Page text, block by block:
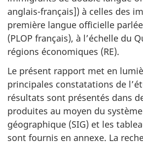
anglais-français]) à celles des
première langue officielle
(PLOP français), à l’échelle du
régions économiques (RE).
Le présent rapport met en
principales constatations de
résultats sont présentés dans
produites au moyen du
géographique (SIG) et les
sont fournis en annexe. La